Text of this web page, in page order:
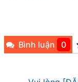
Bình luận 0